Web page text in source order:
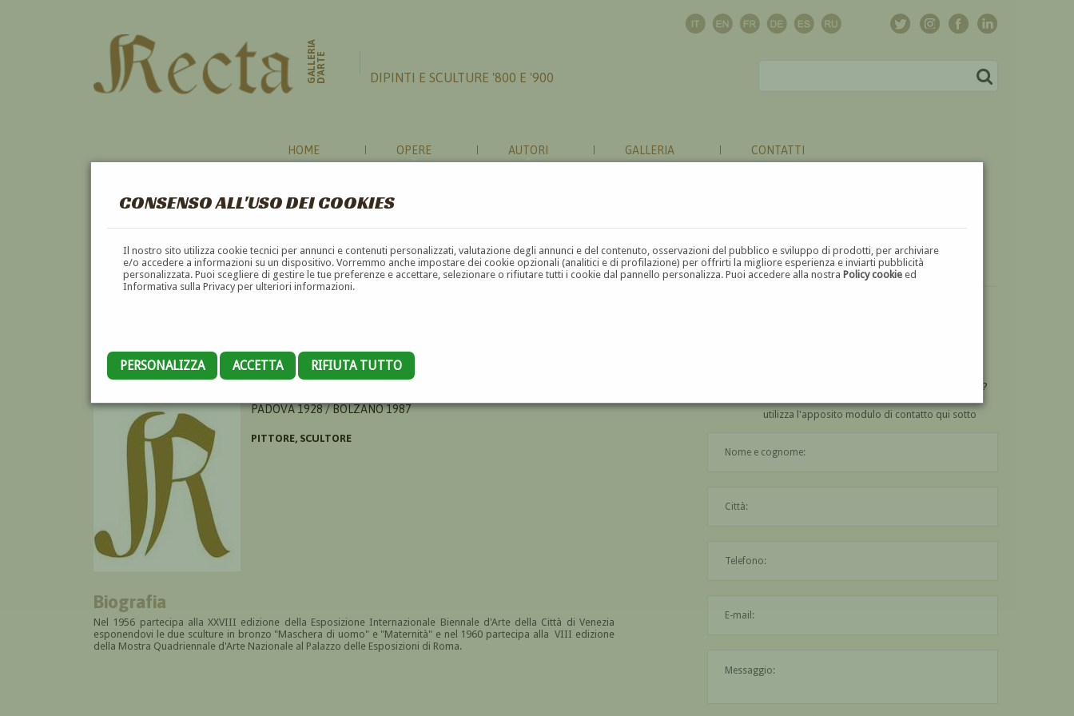
CONSENSO ALL'USO DEI COOKIES
Il nostro sito utilizza cookie tecnici per annunci e contenuti personalizzati, valutazione degli annunci e del contenuto, osservazioni del pubblico e sviluppo di prodotti, per archiviare
e/o accedere a informazioni su un dispositivo. Vorremmo anche impostare dei cookie opzionali (analitici e di profilazione) per offrirti la migliore esperienza e inviarti pubblicità
personalizzata. Puoi scegliere di gestire le tue preferenze e accettare, selezionare o rifiutare tutti i cookie dal pannello personalizza. Puoi accedere alla nostraPolicy cookie ed
Informativa sulla Privacy per ulteriori informazioni.
PERSONALIZZA ACCETTA RIFIUTA TUTTO
GALLERIAD'ARTE DIPINTI E SCULTURE '800 E '900
HOME OPERE AUTORI GALLERIA CONTATTI
CLAUDIO TREVI
PADOVA 1928 / BOLZANO 1987
PITTORE, SCULTORE
Biografia
Nel 1956 partecipa alla XXVIII edizione della Esposizione Internazionale Biennale d'Arte della Città di Venezia
esponendovi le due sculture in bronzo "Maschera di uomo" e "Maternità" e nel 1960 partecipa alla VIII edizione
della Mostra Quadriennale d'Arte Nazionale al Palazzo delle Esposizioni di Roma.
UN'OPERA DI CLAUDIO TREVI?
utilizza l'apposito modulo di contatto qui sotto